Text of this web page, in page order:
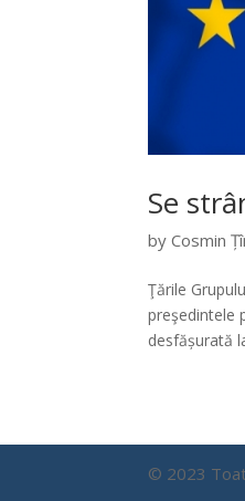
Se
byCosmin
Ţările
preşedintele
desfășurată
© 2023